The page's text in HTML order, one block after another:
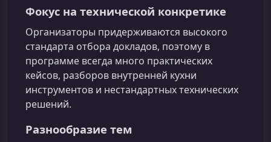
Фокус на технической конкретике
Организаторы придерживаются высокого
стандарта отбора докладов, поэтому в
программе всегда много практических
кейсов, разборов внутренней кухни
инструментов и нестандартных технических
решений.
Разнообразие тем